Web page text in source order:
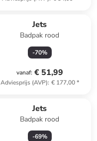
Jets
Badpak rood
-70%
vanaf: € 51,99
Adviesprijs (AVP): € 177,00*
Jets
Badpak rood
-69%